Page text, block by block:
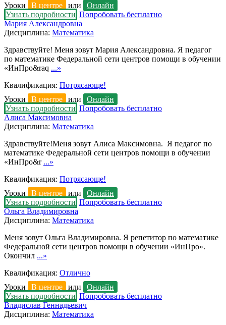
Уроки
В центре или
Онлайн
Узнать подробности Попробовать бесплатно
Мария Александровна
Дисциплина: Математика
Здравствуйте! Меня зовут Мария Александровна. Я педагог
по математике Федеральной сети центров помощи в обучении
«ИнПро&raq ...»
Квалификация: Потрясающе!
Уроки
В центре или
Онлайн
Узнать подробности Попробовать бесплатно
Алиса Максимовна
Дисциплина: Математика
Здравствуйте!Меня зовут Алиса Максимовна. Я педагог по
математике Федеральной сети центров помощи в обучении
«ИнПро&r ...»
Квалификация: Потрясающе!
Уроки
В центре или
Онлайн
Узнать подробности Попробовать бесплатно
Ольга Владимировна
Дисциплина: Математика
Меня зовут Ольга Владимировна. Я репетитор по математике
Федеральной сети центров помощи в обучении «ИнПро».
Окончил ...»
Квалификация: Отлично
Уроки
В центре или
Онлайн
Узнать подробности Попробовать бесплатно
Владислав Геннадьевич
Дисциплина: Математика